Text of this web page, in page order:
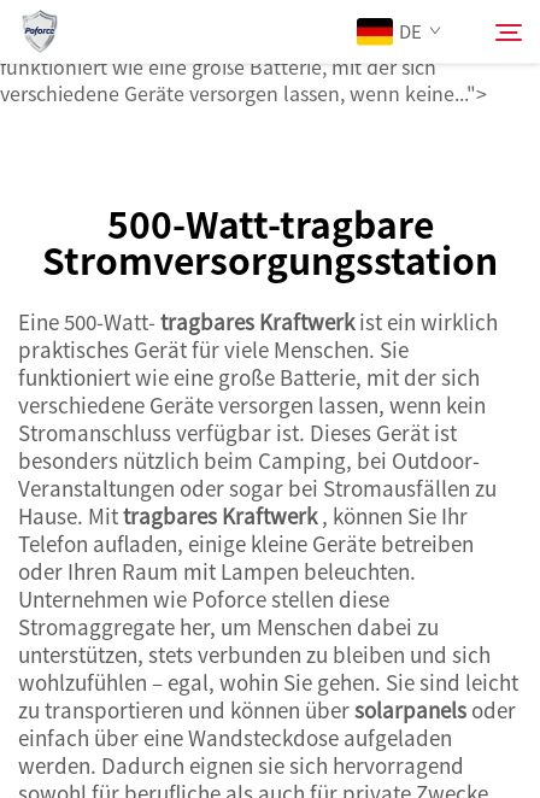
tragbare Stromversorgungsstation
ist ein wirklich praktisches Gerät für viele Anwender. Sie
funktioniert wie eine große Batterie, mit der sich
verschiedene Geräte versorgen lassen, wenn keine...">
DE
Produkte
Neuigkeiten
Kontaktieren Sie uns
500-Watt-tragbare
Stromversorgungsstation
Eine 500-Watt- tragbares Kraftwerkist ein wirklich
praktisches Gerät für viele Menschen. Sie
funktioniert wie eine große Batterie, mit der sich
verschiedene Geräte versorgen lassen, wenn kein
Stromanschluss verfügbar ist. Dieses Gerät ist
besonders nützlich beim Camping, bei Outdoor-
Veranstaltungen oder sogar bei Stromausfällen zu
Hause. Mittragbares Kraftwerk, können Sie Ihr
Telefon aufladen, einige kleine Geräte betreiben
oder Ihren Raum mit Lampen beleuchten.
Unternehmen wie Poforce stellen diese
Stromaggregate her, um Menschen dabei zu
unterstützen, stets verbunden zu bleiben und sich
wohlzufühlen – egal, wohin Sie gehen. Sie sind leicht
zu transportieren und können übersolarpanels oder
einfach über eine Wandsteckdose aufgeladen
werden. Dadurch eignen sie sich hervorragend